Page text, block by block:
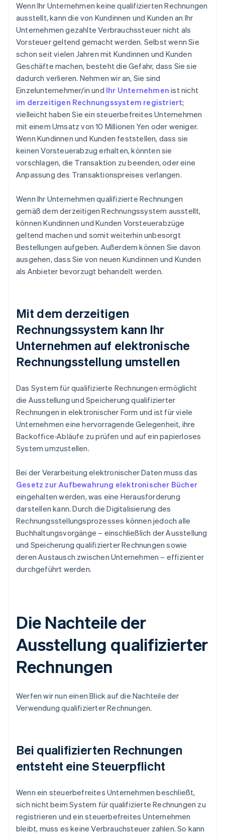
Wenn Ihr Unternehmen keine qualifizierten Rechnungen
ausstellt, kann die von Kundinnen und Kunden an Ihr
Unternehmen gezahlte Verbrauchssteuer nicht als
Vorsteuer geltend gemacht werden. Selbst wenn Sie
schon seit vielen Jahren mit Kundinnen und Kunden
Geschäfte machen, besteht die Gefahr, dass Sie sie
dadurch verlieren. Nehmen wir an, Sie sind
Einzelunternehmer/in und Ihr Unternehmen ist nicht
im derzeitigen Rechnungssystem registriert;
vielleicht haben Sie ein steuerbefreites Unternehmen
mit einem Umsatz von 10 Millionen Yen oder weniger.
Wenn Kundinnen und Kunden feststellen, dass sie
keinen Vorsteuerabzug erhalten, könnten sie
vorschlagen, die Transaktion zu beenden, oder eine
Anpassung des Transaktionspreises verlangen.
Wenn Ihr Unternehmen qualifizierte Rechnungen
gemäß dem derzeitigen Rechnungssystem ausstellt,
können Kundinnen und Kunden Vorsteuerabzüge
geltend machen und somit weiterhin unbesorgt
Bestellungen aufgeben. Außerdem können Sie davon
ausgehen, dass Sie von neuen Kundinnen und Kunden
als Anbieter bevorzugt behandelt werden.
Mit dem derzeitigen
Rechnungssystem kann Ihr
Unternehmen auf elektronische
Rechnungsstellung umstellen
Das System für qualifizierte Rechnungen ermöglicht
die Ausstellung und Speicherung qualifizierter
Rechnungen in elektronischer Form und ist für viele
Unternehmen eine hervorragende Gelegenheit, ihre
Backoffice-Abläufe zu prüfen und auf ein papierloses
System umzustellen.
Bei der Verarbeitung elektronischer Daten muss das
Gesetz zur Aufbewahrung elektronischer Bücher
eingehalten werden, was eine Herausforderung
darstellen kann. Durch die Digitalisierung des
Rechnungsstellungsprozesses können jedoch alle
Buchhaltungsvorgänge – einschließlich der Ausstellung
und Speicherung qualifizierter Rechnungen sowie
deren Austausch zwischen Unternehmen – effizienter
durchgeführt werden.
Die Nachteile der
Ausstellung qualifizierter
Rechnungen
Werfen wir nun einen Blick auf die Nachteile der
Verwendung qualifizierter Rechnungen.
Bei qualifizierten Rechnungen
entsteht eine Steuerpflicht
Wenn ein steuerbefreites Unternehmen beschließt,
sich nicht beim System für qualifizierte Rechnungen zu
registrieren und ein steuerbefreites Unternehmen
bleibt, muss es keine Verbrauchsteuer zahlen. So kann